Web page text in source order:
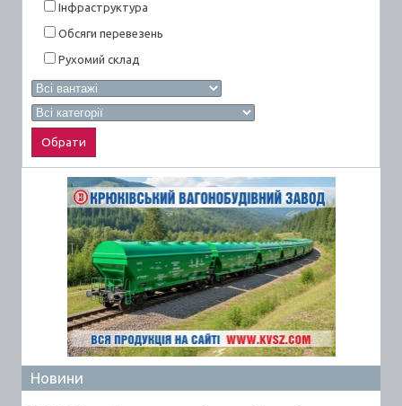
Інфраструктура
Обсяги перевезень
Рухомий склад
Новини